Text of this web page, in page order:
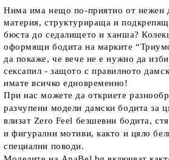
Нима има нещо по-приятно от нежен
материя, структурираща и
бюста до седалището и ханша?
оформящи бодита на марките
да покаже, че вече не е нужно да
сексапил - защото с правилното
имате всичко едновременно!
При нас можете да откриете
разчупени модели дамски бодита за
влизат Zero Feel безшевни бодита,
и фигурални мотиви, както и цяло
специални поводи.